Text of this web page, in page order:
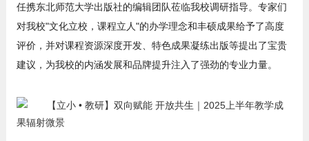
任携东北师范大学出版社的编辑团队莅临我校调研指导。专家们
对我校"文化立校，课程立人"的办学理念和丰硕成果给予了高度
评价，并对课程资源深度开发、特色成果凝练出版等提出了宝贵
建议，为我校的内涵发展和品牌提升注入了强劲的专业力量。